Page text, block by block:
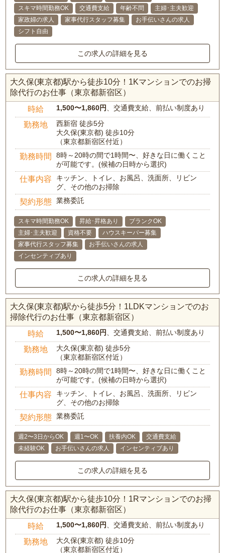
スキマ時間勤務OK
交通費支給 年齢不問
主婦･主夫歓迎
家政婦の求人
家事代行スタッフ募集
お手伝いさんの求人
シフト自由
この求人の詳細を見る
大久保(東京都)駅から徒歩10分！1Kマンションでのお掃
除代行のお仕事（東京都新宿区）
時給 1,500〜1,860円、交通費支給、前払い制度あり
勤務地
西新宿 徒歩5分
大久保(東京都) 徒歩10分
（東京都新宿区付近）
勤務時間
8時～20時の間で1時間〜、好きな日に働くこと
が可能です。(候補の日時から選択)
仕事内容
キッチン、トイレ、お風呂、洗面所、リビン
グ、その他のお掃除
契約形態 業務委託
スキマ時間勤務OK 昇給･昇格あり
ブランクOK
主婦･主夫歓迎
資格不要
ハウスキーパー募集
家事代行スタッフ募集
お手伝いさんの求人
インセンティブあり
この求人の詳細を見る
大久保(東京都)駅から徒歩5分！1LDKマンションでのお
掃除代行のお仕事（東京都新宿区）
時給 1,500〜1,860円、交通費支給、前払い制度あり
勤務地
大久保(東京都) 徒歩5分
（東京都新宿区付近）
勤務時間
8時～20時の間で1時間〜、好きな日に働くこと
が可能です。(候補の日時から選択)
仕事内容
キッチン、トイレ、お風呂、洗面所、リビン
グ、その他のお掃除
契約形態 業務委託
週2〜3日からOK 週1〜OK 扶養内OK
交通費支給
未経験OK
お手伝いさんの求人 インセンティブあり
この求人の詳細を見る
大久保(東京都)駅から徒歩10分！1Rマンションでのお掃
除代行のお仕事（東京都新宿区）
時給 1,500〜1,860円、交通費支給、前払い制度あり
勤務地
大久保(東京都) 徒歩10分
（東京都新宿区付近）